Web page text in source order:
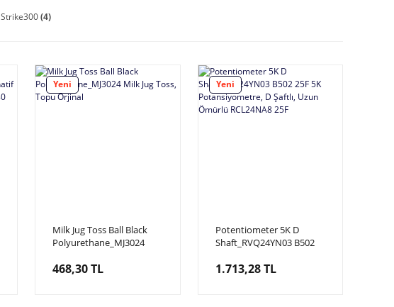
Strike300(4)
Yeni
Milk Jug Toss Ball Black
Polyurethane_MJ3024
468,30 TL
Yeni
Potentiometer 5K D
Shaft_RVQ24YN03 B502
Şaftlı, Uzun Ömürlü
1.713,28 TL